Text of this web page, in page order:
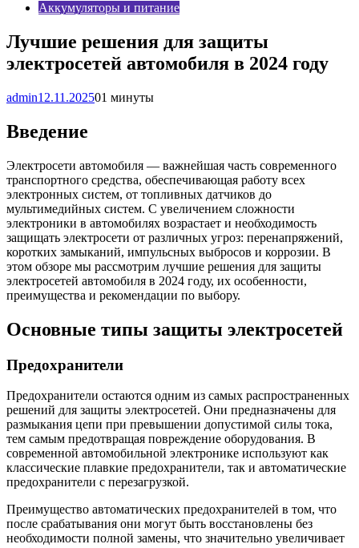
Аккумуляторы и питание
Лучшие решения для защиты
электросетей автомобиля в 2024 году
admin12.11.202501 минуты
Введение
Электросети автомобиля — важнейшая часть современного
транспортного средства, обеспечивающая работу всех
электронных систем, от топливных датчиков до
мультимедийных систем. С увеличением сложности
электроники в автомобилях возрастает и необходимость
защищать электросети от различных угроз: перенапряжений,
коротких замыканий, импульсных выбросов и коррозии. В
этом обзоре мы рассмотрим лучшие решения для защиты
электросетей автомобиля в 2024 году, их особенности,
преимущества и рекомендации по выбору.
Основные типы защиты электросетей
Предохранители
Предохранители остаются одним из самых распространенных
решений для защиты электросетей. Они предназначены для
размыкания цепи при превышении допустимой силы тока,
тем самым предотвращая повреждение оборудования. В
современной автомобильной электронике используют как
классические плавкие предохранители, так и автоматические
предохранители с перезагрузкой.
Преимущество автоматических предохранителей в том, что
после срабатывания они могут быть восстановлены без
необходимости полной замены, что значительно увеличивает